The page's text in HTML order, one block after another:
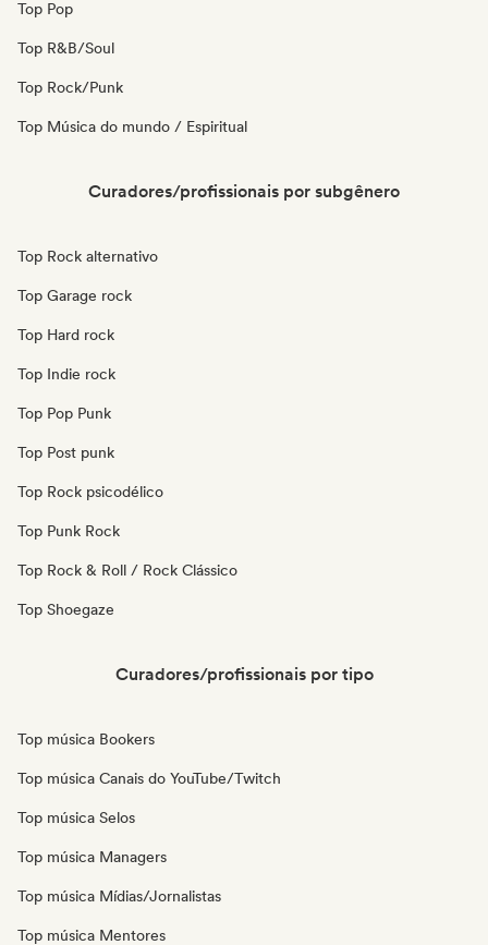
Top Pop
Top R&B/Soul
Top Rock/Punk
Top Música do mundo / Espiritual
Curadores/profissionais por subgênero
Top Rock alternativo
Top Garage rock
Top Hard rock
Top Indie rock
Top Pop Punk
Top Post punk
Top Rock psicodélico
Top Punk Rock
Top Rock & Roll / Rock Clássico
Top Shoegaze
Curadores/profissionais por tipo
Top música Bookers
Top música Canais do YouTube/Twitch
Top música Selos
Top música Managers
Top música Mídias/Jornalistas
Top música Mentores